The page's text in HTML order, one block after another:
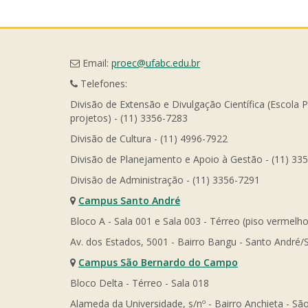
Email: proec@ufabc.edu.br
Telefones:
Divisão de Extensão e Divulgação Científica
projetos) - (11) 3356-7283
Divisão de Cultura - (11) 4996-7922
Divisão de Planejamento e Apoio à Gestão - (11)
Divisão de Administração - (11) 3356-7291
Campus Santo André
Bloco A - Sala 001 e Sala 003 - Térreo (piso
Av. dos Estados, 5001 - Bairro Bangu - Santo André/
Campus São Bernardo do Campo
Bloco Delta - Térreo - Sala 018
Alameda da Universidade, s/nº - Bairro Anchieta -